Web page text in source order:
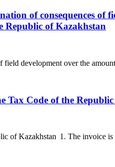
of consequences of
Republic of Kazakhstan
development over the
Tax Code of the
of Kazakhstan 1. The invoice